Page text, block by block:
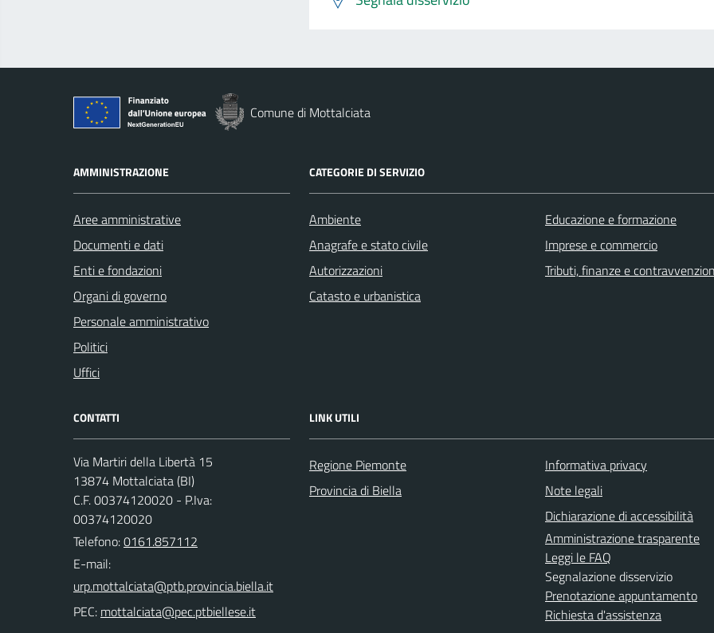
Comune di Mottalciata
AMMINISTRAZIONE
Aree amministrative
Documenti e dati
Enti e fondazioni
Organi di governo
Personale amministrativo
Politici
Uffici
CATEGORIE DI SERVIZIO
Ambiente
Anagrafe e stato civile
Autorizzazioni
Catasto e urbanistica
Educazione e formazione
Imprese e commercio
Tributi, finanze e
CONTATTI
Via Martiri della Libertà 15
13874 Mottalciata (BI)
C.F. 00374120020 - P.Iva:
00374120020
Telefono:0161.857112
E-mail:
PEC:
LINK UTILI
Regione Piemonte
Provincia di Biella
Informativa privacy
Note legali
Dichiarazione di accessibilità
Amministrazione trasparente
Leggi le FAQ
Segnalazione disservizio
Prenotazione appuntamento
Richiesta d'assistenza